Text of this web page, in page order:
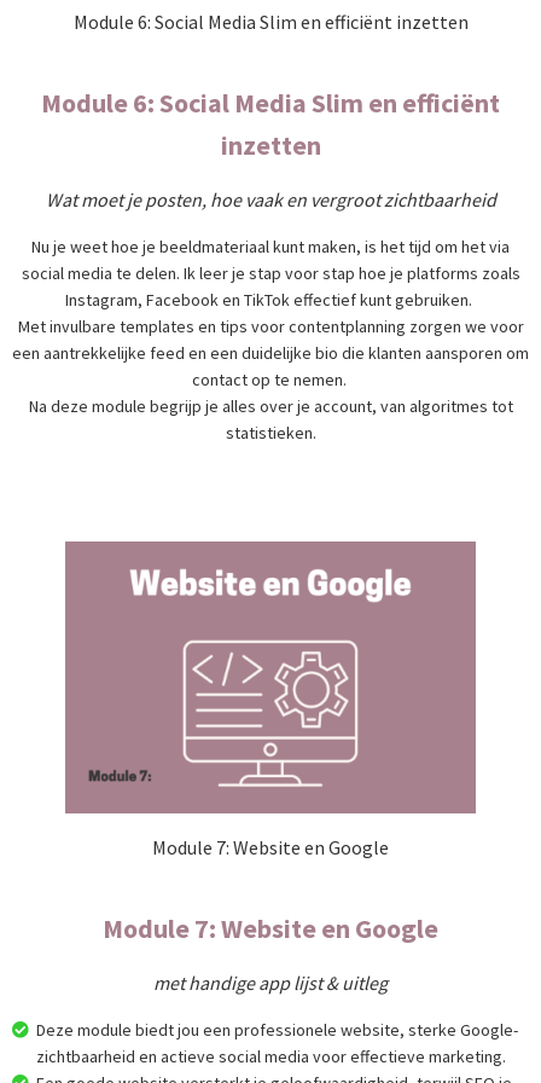
Module 6: Social Media Slim en efficiënt inzetten
Module 6: Social Media Slim en efficiënt
inzetten
Wat moet je posten, hoe vaak en vergroot zichtbaarheid
Nu je weet hoe je beeldmateriaal kunt maken, is het tijd om het via
social media te delen. Ik leer je stap voor stap hoe je platforms zoals
Instagram, Facebook en TikTok effectief kunt gebruiken.
Met invulbare templates en tips voor contentplanning zorgen we voor
een aantrekkelijke feed en een duidelijke bio die klanten aansporen om
contact op te nemen.
Na deze module begrijp je alles over je account, van algoritmes tot
statistieken.
Module 7: Website en Google
Module 7: Website en Google
met handige app lijst & uitleg
Deze module biedt jou een professionele website, sterke Google-
zichtbaarheid en actieve social media voor effectieve marketing.